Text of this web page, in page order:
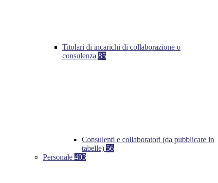
Titolari di incarichi di collaborazione o
consulenza 85
Consulenti e collaboratori (da pubblicare in
tabelle) 56
Personale 403